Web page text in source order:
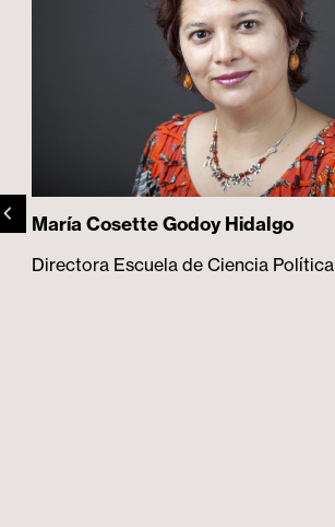
María Cosette Godoy Hidalgo
Directora Escuela de Ciencia Política